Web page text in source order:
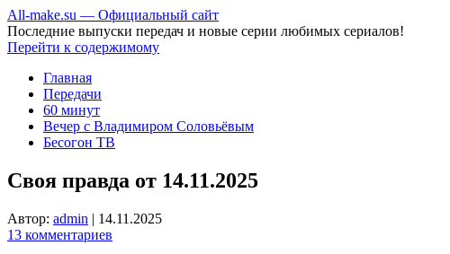
All-make.su — Официальный сайт
Последние выпуски передач и новые серии любимых сериалов!
Перейти к содержимому
Главная
Передачи
60 минут
Вечер с Владимиром Соловьёвым
Бесогон ТВ
Своя правда от 14.11.2025
Автор: admin | 14.11.2025
13 комментариев